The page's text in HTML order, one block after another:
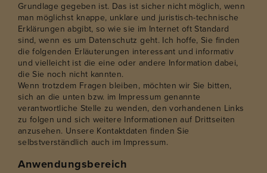
Grundlage gegeben ist. Das ist sicher nicht möglich, wenn
man möglichst knappe, unklare und juristisch-technische
Erklärungen abgibt, so wie sie im Internet oft Standard
sind, wenn es um Datenschutz geht. Ich hoffe, Sie finden
die folgenden Erläuterungen interessant und informativ
und vielleicht ist die eine oder andere Information dabei,
die Sie noch nicht kannten.
Wenn trotzdem Fragen bleiben, möchten wir Sie bitten,
sich an die unten bzw. im Impressum genannte
verantwortliche Stelle zu wenden, den vorhandenen Links
zu folgen und sich weitere Informationen auf Drittseiten
anzusehen. Unsere Kontaktdaten finden Sie
selbstverständlich auch im Impressum.
Anwendungsbereich